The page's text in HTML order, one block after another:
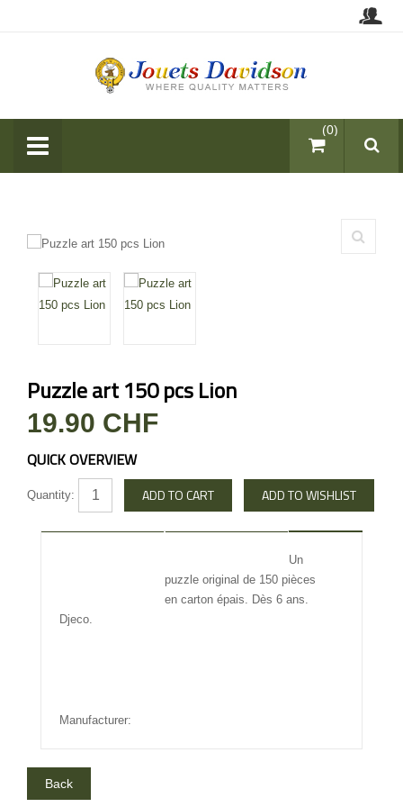
items (0)
Puzzle art 150 pcs Lion
19.90 CHF
QUICK OVERVIEW
Quantity:
Un
puzzle original de 150 pièces
en carton épais. Dès 6 ans.
Djeco.
Manufacturer: